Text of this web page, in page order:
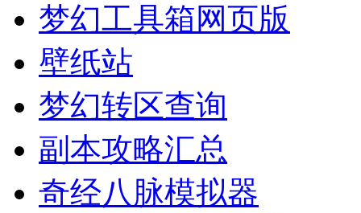
梦幻工具箱网页版
壁纸站
梦幻转区查询
副本攻略汇总
奇经八脉模拟器